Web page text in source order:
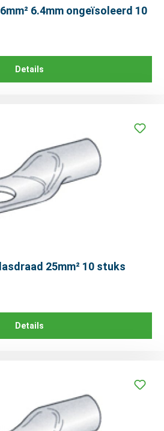
6.4mm ongeïsoleerd 10
Details
25mm² 10 stuks
Details